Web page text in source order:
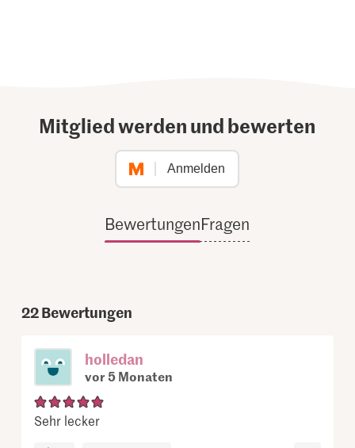
Mitglied werden und bewerten
Anmelden
BewertungenFragen
22Bewertungen
holledan
vor 5 Monaten
Sehr lecker